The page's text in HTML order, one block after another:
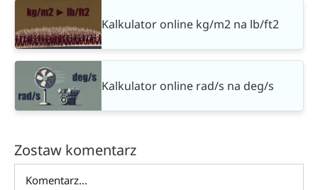
Kalkulator online kg/m2 na lb/ft2
Kalkulator online rad/s na deg/s
Zostaw komentarz